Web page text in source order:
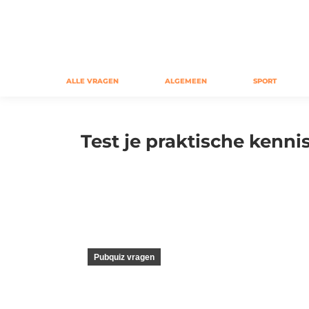
ALLE VRAGEN ALGEMEEN SPORT
Test je praktische
Pubquiz vragen